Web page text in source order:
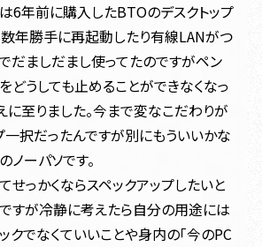
6年前に購入したBTOのデスクトップ
数年勝手に再起動したり有線LANがつ
だましだまし使ってたのですがペン
どうしても止めることができなくなっ
に至りました。今まで変なこだわりが
一択だったんですが別にもういいかな
ノーパソです。
せっかくならスペックアップしたいと
すが冷静に考えたら自分の用途には
クでなくていいことや身内の「今のPC